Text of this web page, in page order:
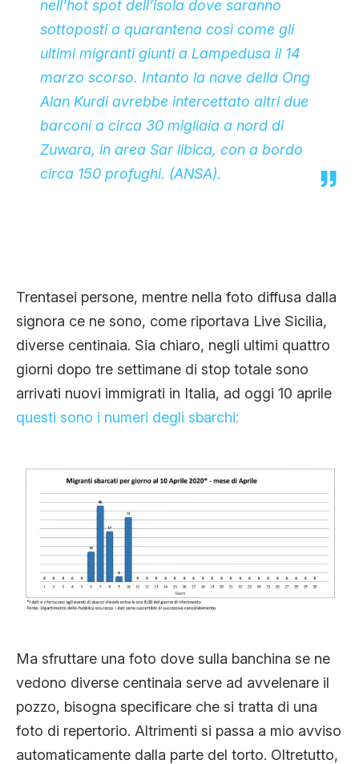
nell’hot spot dell’isola dove saranno
sottoposti a quarantena così come gli
ultimi migranti giunti a Lampedusa il 14
marzo scorso. Intanto la nave della Ong
Alan Kurdi avrebbe intercettato altri due
barconi a circa 30 migliaia a nord di
Zuwara, in area Sar libica, con a bordo
circa 150 profughi. (ANSA).
Trentasei persone, mentre nella foto diffusa dalla
signora ce ne sono, come riportava Live Sicilia,
diverse centinaia. Sia chiaro, negli ultimi quattro
giorni dopo tre settimane di stop totale sono
arrivati nuovi immigrati in Italia, ad oggi 10 aprile
questi sono i numeri degli sbarchi:
Ma sfruttare una foto dove sulla banchina se ne
vedono diverse centinaia serve ad avvelenare il
pozzo, bisogna specificare che si tratta di una
foto di repertorio. Altrimenti si passa a mio avviso
automaticamente dalla parte del torto. Oltretutto,